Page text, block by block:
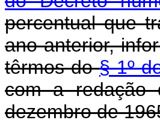
percentual que
ano anterior,
têrmos do§ 1º
com a redação
dezembro de